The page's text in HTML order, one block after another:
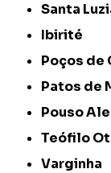
Santa
Ibirité
Poços
Patos de
Pouso
Teófilo
Varginha